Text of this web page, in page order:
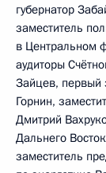
губернатор
заместитель
в Центральном
аудиторы
Зайцев, первый
Горнин,
Дмитрий
Дальнего
заместитель